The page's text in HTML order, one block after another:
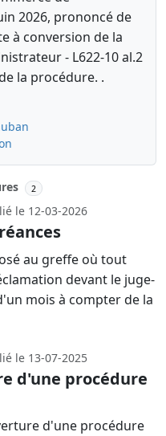
2026, prononcé de
à conversion de la
- L622-10 al.2
la procédure. .
2
le 12-03-2026
au greffe où tout
devant le juge-
mois à compter de la
le 13-07-2025
d'une procédure
d'une procédure